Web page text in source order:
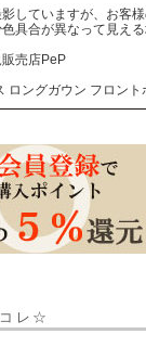
していますが、お客
具合が異なって見え
販売店PeP
ロングガウン フロン
レ☆